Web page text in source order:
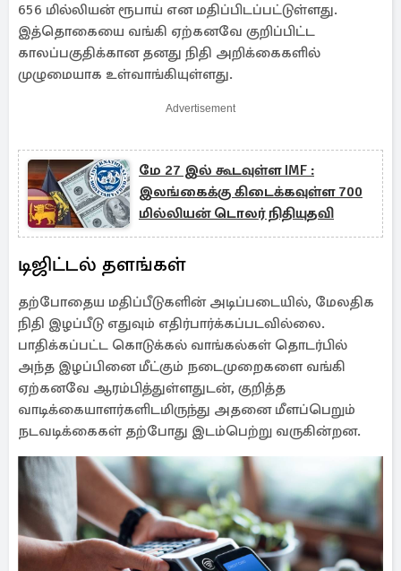
656 மில்லியன் ரூபாய் என மதிப்பிடப்பட்டுள்ளது.
இத்தொகையை வங்கி ஏற்கனவே குறிப்பிட்ட
காலப்பகுதிக்கான தனது நிதி அறிக்கைகளில்
முழுமையாக உள்வாங்கியுள்ளது.
Advertisement
மே 27 இல் கூடவுள்ள IMF :
இலங்கைக்கு கிடைக்கவுள்ள 700
மில்லியன் டொலர் நிதியுதவி
டிஜிட்டல் தளங்கள்
தற்போதைய மதிப்பீடுகளின் அடிப்படையில், மேலதிக
நிதி இழப்பீடு எதுவும் எதிர்பார்க்கப்படவில்லை.
பாதிக்கப்பட்ட கொடுக்கல் வாங்கல்கள் தொடர்பில்
அந்த இழப்பினை மீட்கும் நடைமுறைகளை வங்கி
ஏற்கனவே ஆரம்பித்துள்ளதுடன், குறித்த
வாடிக்கையாளர்களிடமிருந்து அதனை மீளப்பெறும்
நடவடிக்கைகள் தற்போது இடம்பெற்று வருகின்றன.